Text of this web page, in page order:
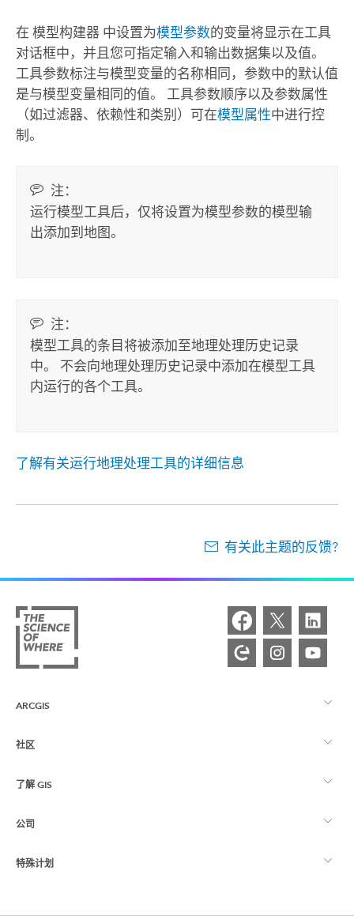
在 模型构建器中设置为模型参数的变量将显示在工具
对话框中，并且您可指定输入和输出数据集以及值。
工具参数标注与模型变量的名称相同，参数中的默认值
是与模型变量相同的值。 工具参数顺序以及参数属性
（如过滤器、依赖性和类别）可在模型属性中进行控
制。
注：
运行模型工具后，仅将设置为模型参数的模型输
出添加到地图。
注：
模型工具的条目将被添加至地理处理历史记录
中。 不会向地理处理历史记录中添加在模型工具
内运行的各个工具。
了解有关运行地理处理工具的详细信息
有关此主题的反馈?
ARCGIS
ArcGIS 概览
制图
社区
Esri 社区
ArcGIS 博客
了解 GIS
什么是 GIS？
位置智能
公司
关于 Esri
特殊计划